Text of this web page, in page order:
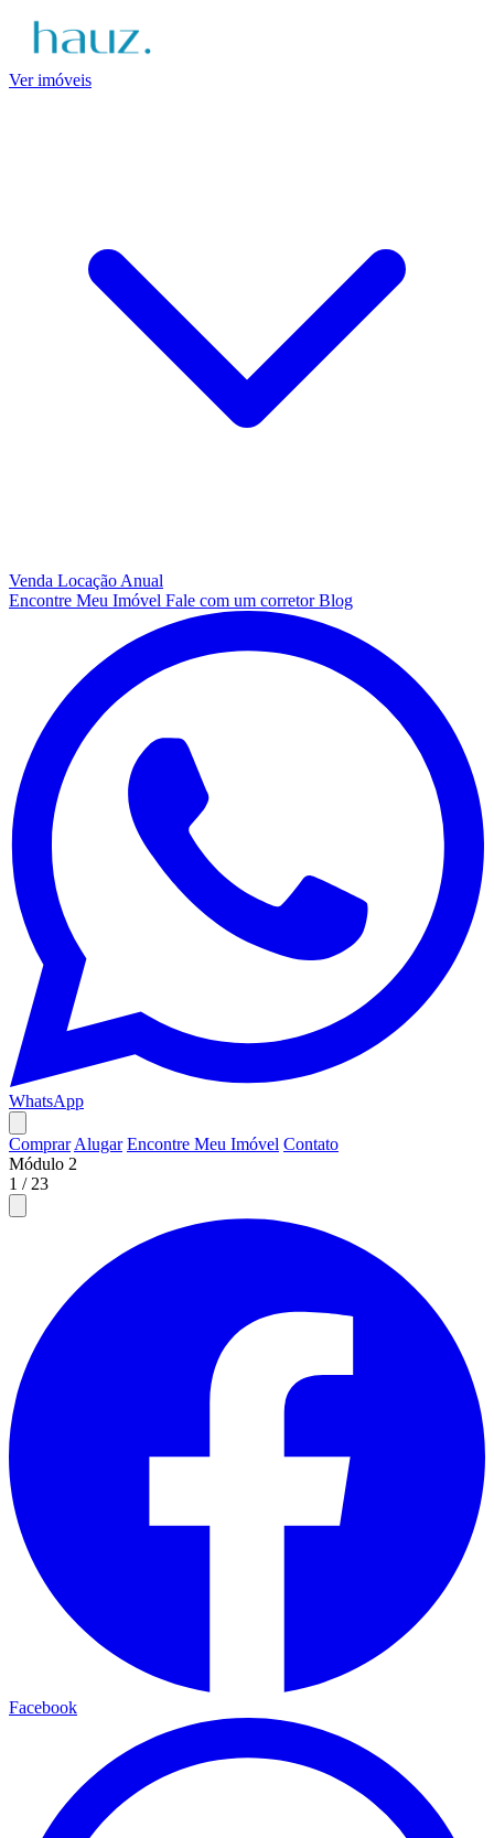
Ver imóveis
Venda Locação Anual
Encontre Meu Imóvel Fale com um corretorBlog
WhatsApp
Comprar Alugar Encontre Meu Imóvel Contato
Módulo 2
1 / 23
Facebook